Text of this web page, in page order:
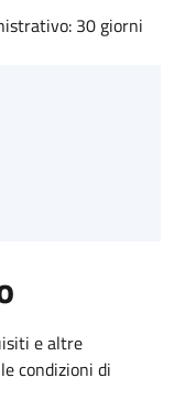
30 giorni
e altre
condizioni di